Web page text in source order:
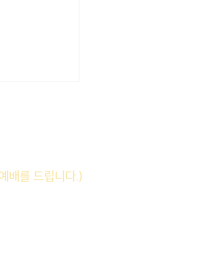
배를 드립니다.)